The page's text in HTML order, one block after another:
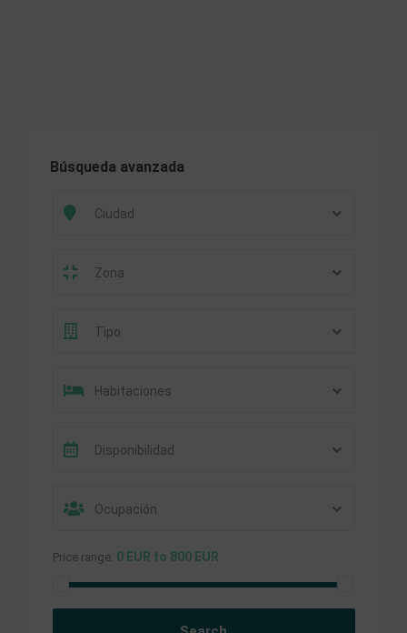
Búsqueda avanzada
Ciudad
Zona
Tipo
Habitaciones
Disponibilidad
Ocupación
Price range: 0 EUR to 800 EUR